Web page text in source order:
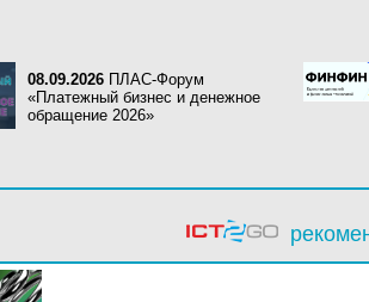
08.09.2026 ПЛАС-Форум
«Платежный бизнес и денежное
обращение 2026»